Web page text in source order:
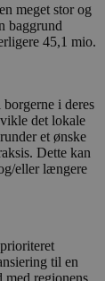
meget stor og
baggrund
45,1 mio.
i deres
det lokale
et ønske
Dette kan
eller længere
til en
regionens